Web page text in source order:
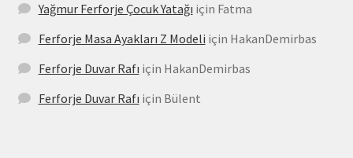
Yağmur Ferforje Çocuk Yatağı için Fatma
Ferforje Masa Ayakları Z Modeli için HakanDemirbas
Ferforje Duvar Rafı için HakanDemirbas
Ferforje Duvar Rafı için Bülent